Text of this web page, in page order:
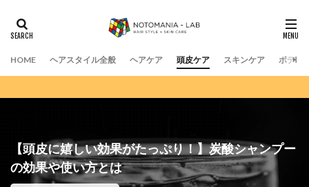
HOME ヘアスタイル全般 ヘアケア 頭皮ケア スキンケア ボディ
【頭皮に嬉しい効果がたっぷり！】炭酸シャンプー
の効果や使い方とは